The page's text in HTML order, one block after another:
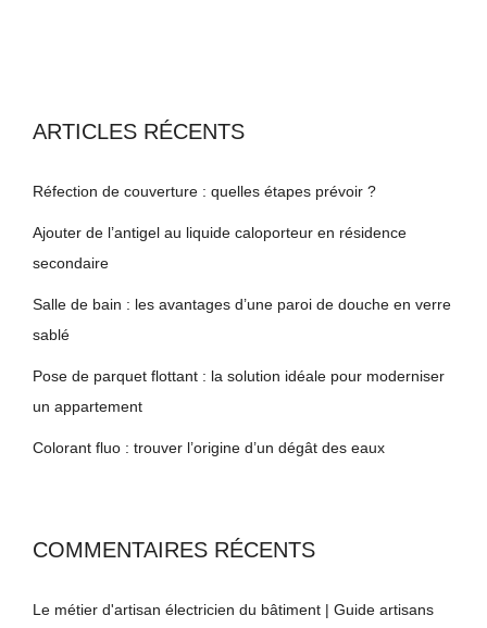
ARTICLES RÉCENTS
Réfection de couverture : quelles étapes prévoir ?
Ajouter de l’antigel au liquide caloporteur en résidence
secondaire
Salle de bain : les avantages d’une paroi de douche en verre
sablé
Pose de parquet flottant : la solution idéale pour moderniser
un appartement
Colorant fluo : trouver l’origine d’un dégât des eaux
COMMENTAIRES RÉCENTS
Le métier d'artisan électricien du bâtiment | Guide artisans